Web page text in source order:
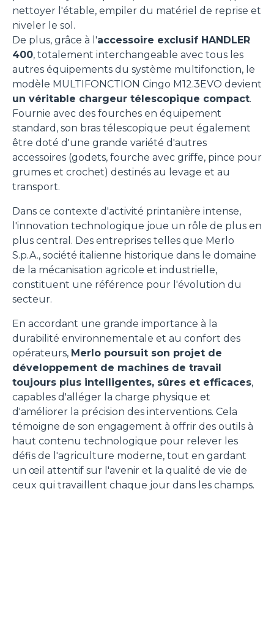
nettoyer l'étable, empiler du matériel de reprise et
niveler le sol.
De plus, grâce à l'accessoire exclusif HANDLER
400, totalement interchangeable avec tous les
autres équipements du système multifonction, le
modèle MULTIFONCTION Cingo M12.3EVO devient
un véritable chargeur télescopique compact.
Fournie avec des fourches en équipement
standard, son bras télescopique peut également
être doté d'une grande variété d'autres
accessoires (godets, fourche avec griffe, pince pour
grumes et crochet) destinés au levage et au
transport.
Dans ce contexte d'activité printanière intense,
l'innovation technologique joue un rôle de plus en
plus central. Des entreprises telles que Merlo
S.p.A., société italienne historique dans le domaine
de la mécanisation agricole et industrielle,
constituent une référence pour l'évolution du
secteur.
En accordant une grande importance à la
durabilité environnementale et au confort des
opérateurs, Merlo poursuit son projet de
développement de machines de travail
toujours plus intelligentes, sûres et efficaces,
capables d'alléger la charge physique et
d'améliorer la précision des interventions. Cela
témoigne de son engagement à offrir des outils à
haut contenu technologique pour relever les
défis de l'agriculture moderne, tout en gardant
un œil attentif sur l'avenir et la qualité de vie de
ceux qui travaillent chaque jour dans les champs.